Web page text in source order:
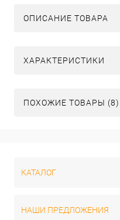
ОПИСАНИЕ ТОВАРА
ХАРАКТЕРИСТИКИ
ПОХОЖИЕ ТОВАРЫ (8)
КАТАЛОГ
НАШИ ПРЕДЛОЖЕНИЯ